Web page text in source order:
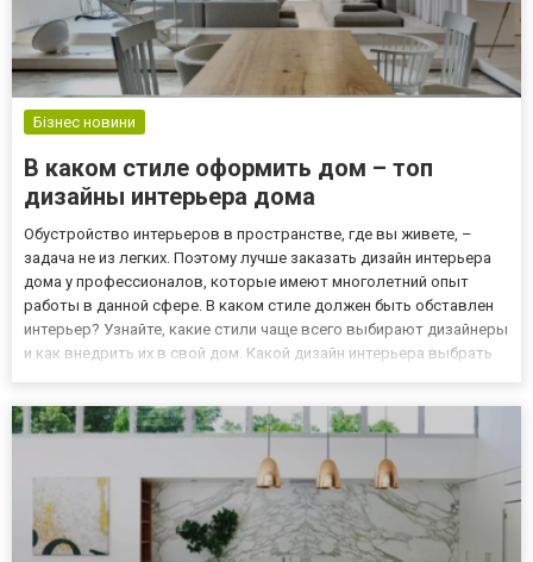
Бізнес новини
В каком стиле оформить дом – топ
дизайны интерьера дома
Обустройство интерьеров в пространстве, где вы живете, –
задача не из легких. Поэтому лучше заказать дизайн интерьера
дома у профессионалов, которые имеют многолетний опыт
работы в данной сфере. В каком стиле должен быть обставлен
интерьер? Узнайте, какие стили чаще всего выбирают дизайнеры
и как внедрить их в свой дом. Какой дизайн интерьера выбрать